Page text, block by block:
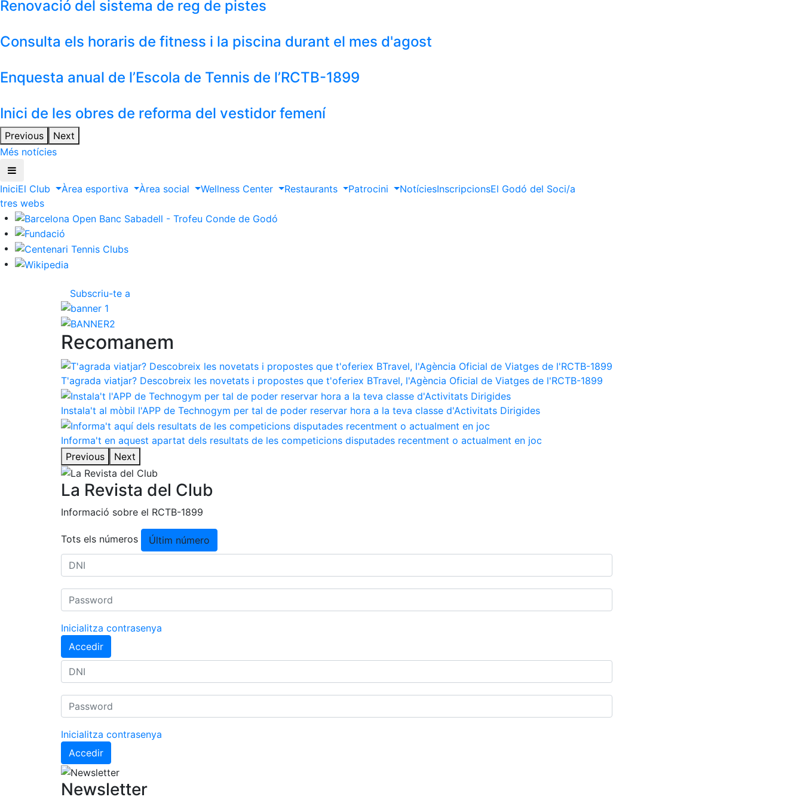
Renovació del sistema de reg de pistes
Consulta els horaris de fitness i la piscina durant el mes d'agost
Enquesta anual de l’Escola de Tennis de l’RCTB-1899
Inici de les obres de reforma del vestidor femení
Previous
Next
Més notícies
IniciEl Club Àrea esportiva Àrea social Wellness Center Restaurants Patrocini NotíciesInscripcionsEl Godó del Soci/a
webs
Subscriu-te a
Recomanem
T'agrada viatjar? Descobreix les novetats i propostes que t'oferiex BTravel, l'Agència Oficial de Viatges de l'RCTB-1899
Instala't al mòbil l'APP de Technogym per tal de poder reservar hora a la teva classe d'Activitats Dirigides
Informa't en aquest apartat dels resultats de les competicions disputades recentment o actualment en joc
Previous
Next
La Revista del Club
Informació sobre el RCTB-1899
Tots els números Últim número
Inicialitza contrasenya
Accedir
Inicialitza contrasenya
Accedir
Newsletter